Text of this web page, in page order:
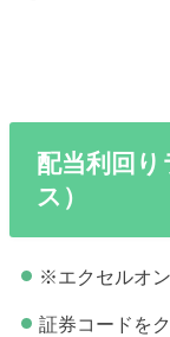
配当利回
ス）
※エクセルオ
証券コードを